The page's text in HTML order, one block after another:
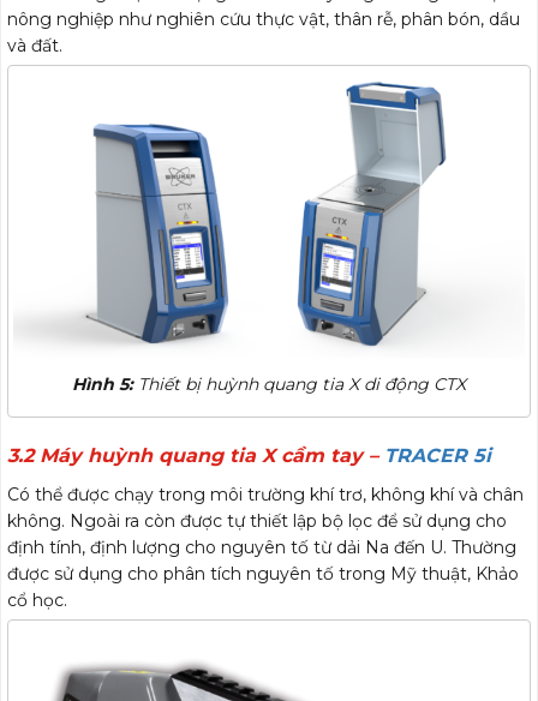
nông nghiệp như nghiên cứu thực vật, thân rễ, phân bón, dầu
và đất.
Hình 5:Thiết bị huỳnh quang tia X di động CTX
3.2 Máy huỳnh quang tia X cầm tay – TRACER 5i
Có thể được chạy trong môi trường khí trơ, không khí và chân
không. Ngoài ra còn được tự thiết lập bộ lọc để sử dụng cho
định tính, định lượng cho nguyên tố từ dải Na đến U. Thường
được sử dụng cho phân tích nguyên tố trong Mỹ thuật, Khảo
cổ học.